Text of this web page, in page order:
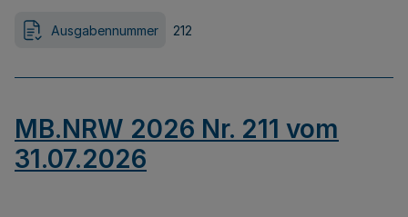
Ausgabennummer 212
MB.NRW 2026 Nr. 211 vom
31.07.2026